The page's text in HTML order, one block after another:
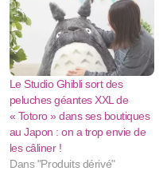
Le Studio Ghibli sort des
peluches géantes XXL de
« Totoro » dans ses boutiques
au Japon : on a trop envie de
les câliner !
Dans "Produits dérivé"